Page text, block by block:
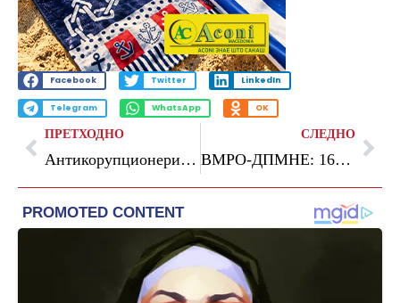
Facebook Twitter LinkedIn
Telegram WhatsApp OK
ПРЕТХОДНО
Антикорупционерите ќе утврдуваат дали има корупција, непотизам и судир на интереси за тендерите што ги добил сопругот на државната секретарка Клинчарова
СЛЕДНО
ВМРО-ДПМНЕ: 167 милиони евра криминал со канцероген мазут, а судството само одзема пасоши